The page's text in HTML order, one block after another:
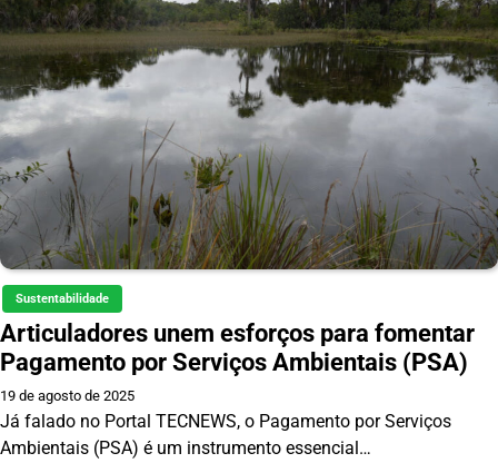
Sustentabilidade
Articuladores unem esforços para fomentar
Pagamento por Serviços Ambientais (PSA)
19 de agosto de 2025
Já falado no Portal TECNEWS, o Pagamento por Serviços
Ambientais (PSA) é um instrumento essencial…